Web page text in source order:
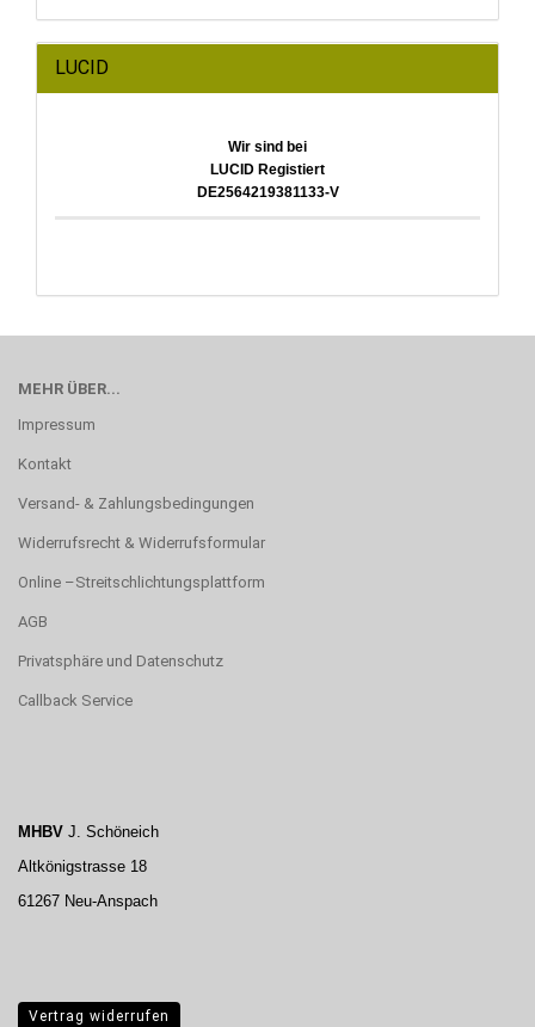
LUCID
Wir sind bei
LUCID Registiert
DE2564219381133-V
MEHR ÜBER...
Impressum
Kontakt
Versand- & Zahlungsbedingungen
Widerrufsrecht & Widerrufsformular
Online –Streitschlichtungsplattform
AGB
Privatsphäre und Datenschutz
Callback Service
MHBV J. Schöneich
Altkönigstrasse 18
61267 Neu-Anspach
Vertrag widerrufen